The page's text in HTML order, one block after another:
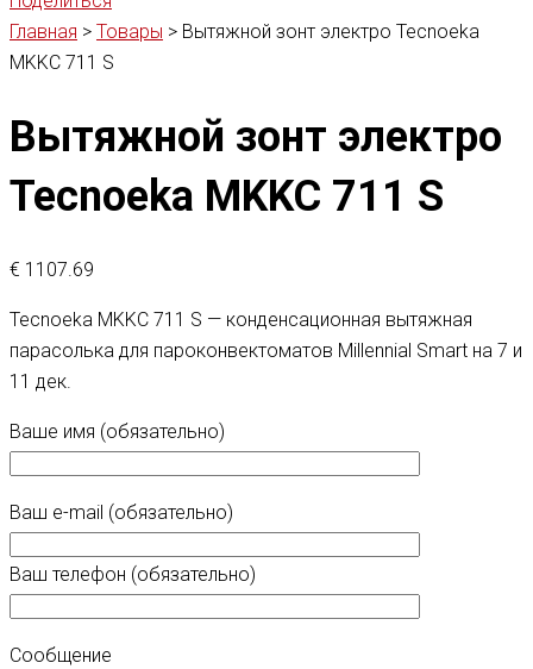
Главная > Товары > Вытяжной зонт электро Tecnoeka
MKKC 711 S
Вытяжной зонт электро
Tecnoeka MKKC 711 S
€ 1107.69
Tecnoeka MKKC 711 S — конденсационная вытяжная
парасолька для пароконвектоматов Millennial Smart на 7 и
11 дек.
Ваше имя (обязательно)
Ваш e-mail (обязательно)
Ваш телефон (обязательно)
Сообщение